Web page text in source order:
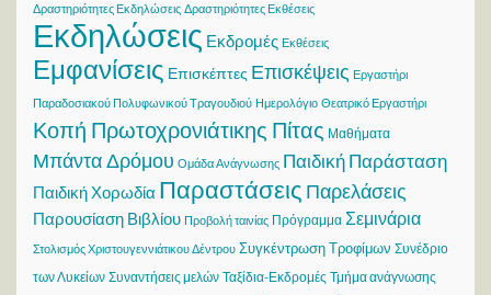
Δραστηριότητες Εκδηλώσεις Δραστηριότητες Εκθέσεις
Εκδηλώσεις Εκδρομές Εκθέσεις
Εμφανίσεις Επισκέπτες Επισκέψεις Εργαστήρι
Παραδοσιακού Πολυφωνικού Τραγουδιού Ημερολόγιο Θεατρικό Εργαστήρι
Κοπή Πρωτοχρονιάτικης Πίτας Μαθήματα
Μπάντα Δρόμου Ομάδα Ανάγνωσης Παιδική Παράσταση
Παιδική Χορωδία Παραστάσεις Παρελάσεις
Παρουσίαση Βιβλίου Προβολή ταινίας Πρόγραμμα Σεμινάρια
Στολισμός Χριστουγεννιάτικου Δέντρου Συγκέντρωση Τροφίμων Συνέδριο
των Λυκείων Συναντήσεις μελών Ταξίδια-Εκδρομές Τμήμα ανάγνωσης